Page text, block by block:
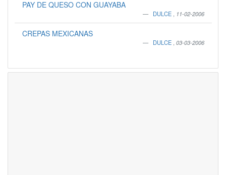
PAY DE QUESO CON GUAYABA
DULCE 11-02-2006
CREPAS MEXICANAS
DULCE 03-03-2006